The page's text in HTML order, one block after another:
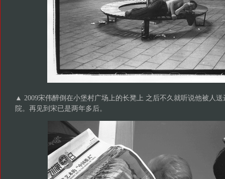
▲ 2009宋伟醉倒在小堡村广场上的长凳上 之后不久就听说他被人
院。再见到宋已是两年多后。